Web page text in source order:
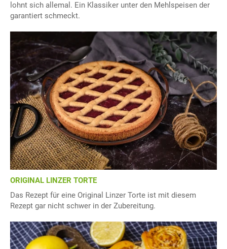
lohnt sich allemal. Ein Klassiker unter den Mehlspeisen der
garantiert schmeckt.
ORIGINAL LINZER TORTE
Das Rezept für eine Original Linzer Torte ist mit diesem
Rezept gar nicht schwer in der Zubereitung.